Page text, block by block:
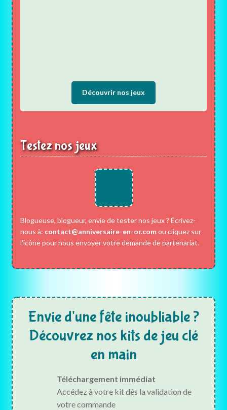
Découvrir nos jeux
Testez nos jeux
Blogueuse, blogueur, envie de tester nos jeux ? Écrivez-
nous à: contact@anniversaire-en-or.comou cliquez sur
l'icône pour nous envoyer votre demande de partenariat.
Envie d'une fête inoubliable ?
Découvrez nos kits de jeu clé
en main
Téléchargement immédiat
Accédez à votre kit dès la validation de
votre commande